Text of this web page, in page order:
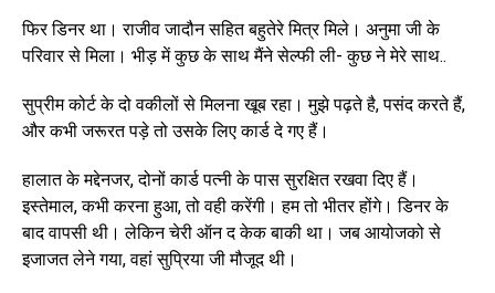
फिर डिनर था। राजीव जादौन सहित बहुतेरे मित्र मिले। अनुमा जी के
परिवार से मिला। भीड़ में कुछ के साथ मैंने सेल्फी ली- कुछ ने मेरे साथ..
सुप्रीम कोर्ट के दो वकीलों से मिलना खूब रहा। मुझे पढ़ते है, पसंद करते हैं,
और कभी जरूरत पड़े तो उसके लिए कार्ड दे गए हैं।
हालात के मद्देनजर, दोनों कार्ड पत्नी के पास सुरक्षित रखवा दिए हैं।
इस्तेमाल, कभी करना हुआ, तो वही करेंगी। हम तो भीतर होंगे। डिनर के
बाद वापसी थी। लेकिन चेरी ऑन द केक बाकी था। जब आयोजको से
इजाजत लेने गया, वहां सुप्रिया जी मौजूद थी।